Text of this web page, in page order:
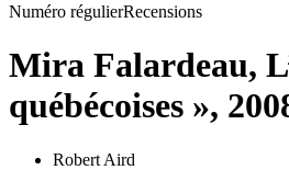
Numéro régulierRecensions
Mira Falardeau,
québécoises »,
Robert Aird